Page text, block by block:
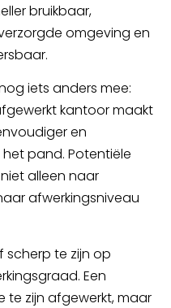
bruikbaar,
omgeving en
iets anders mee:
kantoor maakt
en
pand. Potentiële
alleen naar
afwerkingsniveau
te zijn op
Een
te zijn afgewerkt, maar